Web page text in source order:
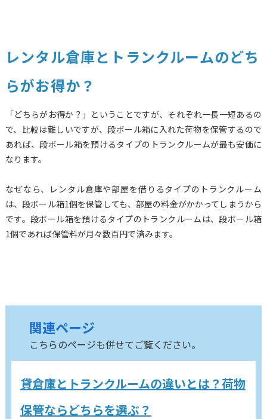
レンタル倉庫とトランクルームのどち
らがお得か？
「どちらがお得か？」ということですが、それぞれ一長一短あるの
で、比較は難しいですが、段ボール箱に入れた荷物を保管するので
あれば、段ボール箱を預けるタイプのトランクルームが最も安価に
なります。
なぜなら、レンタル倉庫や部屋を借りるタイプのトランクルーム
は、段ボール箱1個を保管しても、部屋の料金がかかってしまうから
です。段ボール箱を預けるタイプのトランクルームは、段ボール箱
1個であれば保管料が月々数百円で済みます。
関連ページ
こちらのページも併せてご覧ください。
貸倉庫とトランクルームの違いとは？荷物
保管ならどちらを選ぶ？